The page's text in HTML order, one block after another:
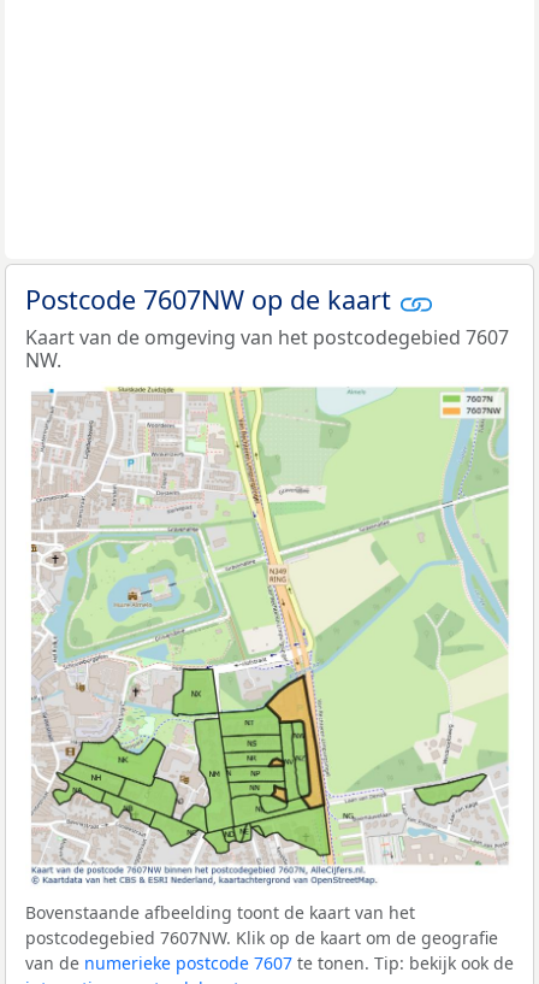
Postcode 7607NW op de kaart
Kaart van de omgeving van het postcodegebied 7607
NW.
Bovenstaande afbeelding toont de kaart van het
postcodegebied 7607NW. Klik op de kaart om de geografie
van de numerieke postcode 7607 te tonen. Tip: bekijk ook de